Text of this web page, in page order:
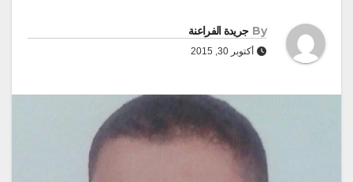
By جريدة الفراعنة
أكتوبر 30, 2015